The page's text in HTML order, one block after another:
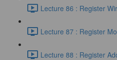
Lecture 86 : Register
Lecture 87 : Register
Lecture 88 : Register